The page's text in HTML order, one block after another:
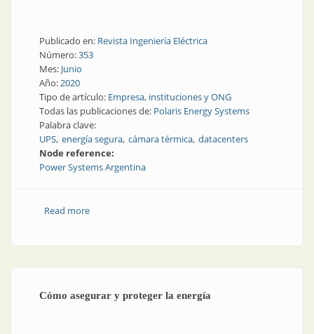
Publicado en: Revista Ingeniería Eléctrica
Número:353
Mes: Junio
Año:2020
Tipo de artículo: Empresa, instituciones y ONG
Todas las publicaciones de: Polaris Energy Systems
Palabra clave:
UPS energía segura cámara térmica datacenters
Node reference:
Power Systems Argentina
Read moreabout Energía segura en los momentos más críticos
Cómo asegurar y proteger la energía